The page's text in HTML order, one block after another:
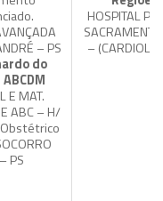
– PS
do
E MAT.
ABC – H/
PS
HOSPITAL
–